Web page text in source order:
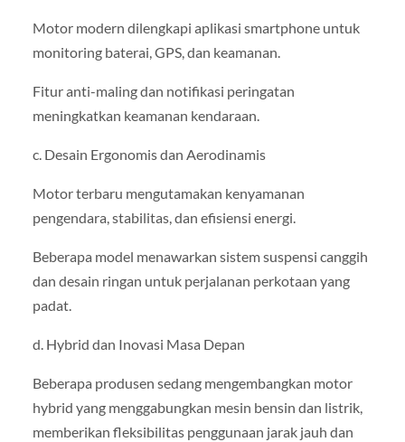
Motor modern dilengkapi aplikasi smartphone untuk
monitoring baterai, GPS, dan keamanan.
Fitur anti-maling dan notifikasi peringatan
meningkatkan keamanan kendaraan.
c. Desain Ergonomis dan Aerodinamis
Motor terbaru mengutamakan kenyamanan
pengendara, stabilitas, dan efisiensi energi.
Beberapa model menawarkan sistem suspensi canggih
dan desain ringan untuk perjalanan perkotaan yang
padat.
d. Hybrid dan Inovasi Masa Depan
Beberapa produsen sedang mengembangkan motor
hybrid yang menggabungkan mesin bensin dan listrik,
memberikan fleksibilitas penggunaan jarak jauh dan